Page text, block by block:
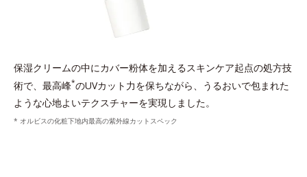
保湿クリームの中にカバー粉体を加えるスキンケア起点の処方技
術で、最高峰*のUVカット力を保ちながら、うるおいで包まれた
ような心地よいテクスチャーを実現しました。
* オルビスの化粧下地内最高の紫外線カットスペック